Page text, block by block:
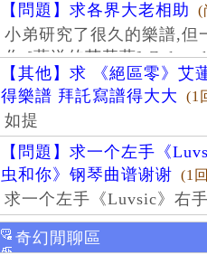
【問題】求各界大老相助
(
小弟研究了很久的樂譜,但
作 [葬送的芙莉蓮]-
【其他】求 《絕區零》艾
得樂譜 拜託寫譜得大大
(1
如提
【問題】求一个左手《
虫和你》钢琴曲谱谢谢 (1
求一个左手《Luvsic》右
奇幻閒聊區